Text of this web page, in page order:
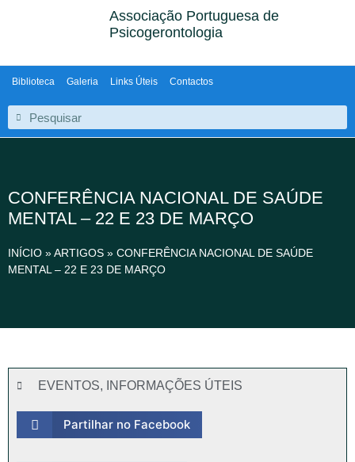
Associação Portuguesa de
Psicogerontologia
Biblioteca Galeria Links Úteis Contactos
CONFERÊNCIA NACIONAL DE SAÚDE
MENTAL – 22 E 23 DE MARÇO
INÍCIO »ARTIGOS » CONFERÊNCIA NACIONAL DE SAÚDE
MENTAL – 22 E 23 DE MARÇO
EVENTOS, INFORMAÇÕES ÚTEIS
Partilhar no Facebook